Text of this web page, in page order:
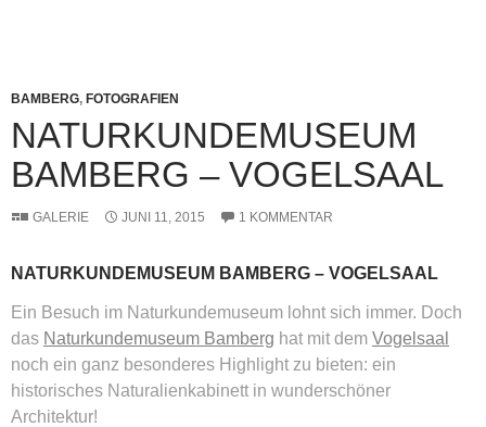
BAMBERG, FOTOGRAFIEN
NATURKUNDEMUSEUM
BAMBERG – VOGELSAAL
GALERIE JUNI 11, 2015 1 KOMMENTAR
NATURKUNDEMUSEUM BAMBERG – VOGELSAAL
Ein Besuch im Naturkundemuseum lohnt sich immer. Doch
das Naturkundemuseum Bamberg hat mit dem Vogelsaal
noch ein ganz besonderes Highlight zu bieten: ein
historisches Naturalienkabinett in wunderschöner
Architektur!